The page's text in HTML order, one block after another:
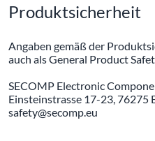
Produktsicherheit
Angaben gemäß der
auch als General Product
SECOMP Electronic
Einsteinstrasse 17-23, 76275
safety@secomp.eu